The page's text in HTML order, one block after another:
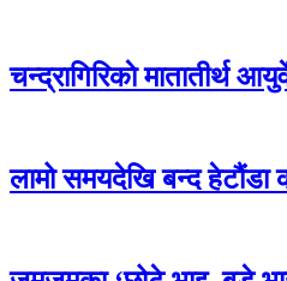
चन्द्रागिरिकाे मातातीर्थ
लामो समयदेखि बन्द हेटौंडा